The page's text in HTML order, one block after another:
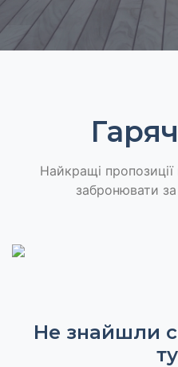
Найкращі пропозиції
забронювати
Не знайшли